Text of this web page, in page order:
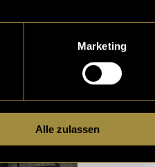
Marketing
Alle zulassen